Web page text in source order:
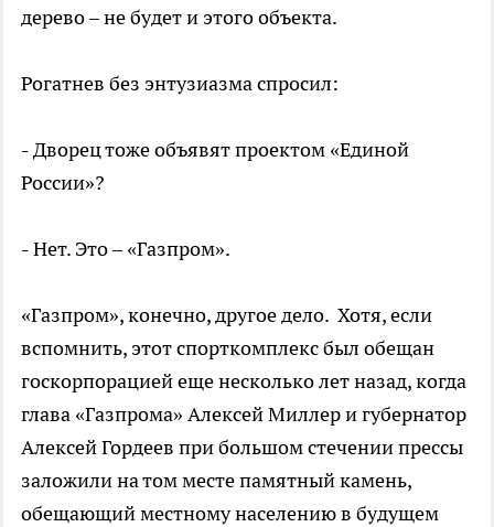
дерево – не будет и этого объекта.
Рогатнев без энтузиазма спросил:
- Дворец тоже объявят проектом «Единой
России»?
- Нет. Это – «Газпром».
«Газпром», конечно, другое дело. Хотя, если
вспомнить, этот спорткомплекс был обещан
госкорпорацией еще несколько лет назад, когда
глава «Газпрома» Алексей Миллер и губернатор
Алексей Гордеев при большом стечении прессы
заложили на том месте памятный камень,
обещающий местному населению в будущем